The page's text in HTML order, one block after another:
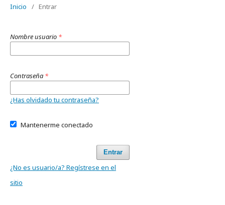
Inicio / Entrar
Nombre usuario *
Contraseña *
¿Has olvidado tu contraseña?
Mantenerme conectado
Entrar
¿No es usuario/a? Regístrese en el
sitio